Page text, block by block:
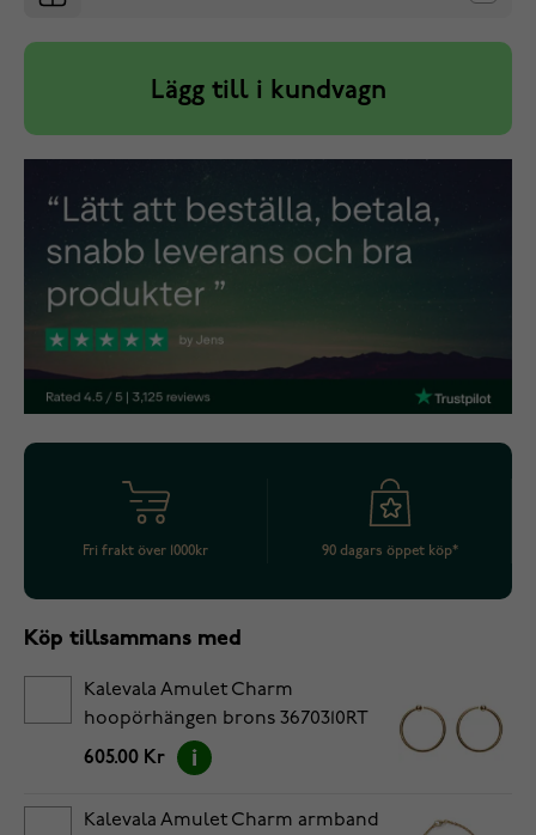
Lägg till i kundvagn
Fri frakt över 1000kr 90 dagars öppet köp*
Köp tillsammans med
Kalevala Amulet Charm
hoopörhängen brons 3670310RT
605.00 Kr
Kalevala Amulet Charm armband